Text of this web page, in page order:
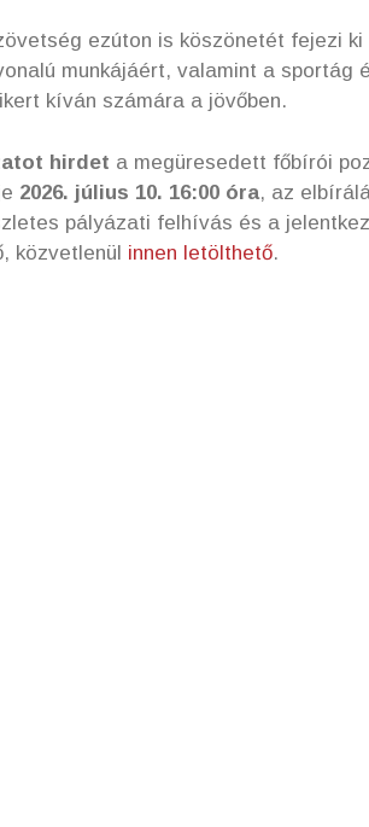
ezúton is köszönetét fejezi
munkájáért, valamint a sportág
kíván számára a jövőben.
hirdet a megüresedett főbírói
2026. július 10. 16:00 óra, az
pályázati felhívás és a
közvetlenül innen letölthető.